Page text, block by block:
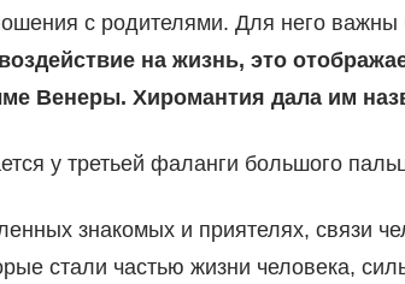
с родителями. Для него важны
на жизнь, это
Венеры. Хиромантия дала им
у третьей фаланги большого
знакомых и приятелях, связи
стали частью жизни человека,